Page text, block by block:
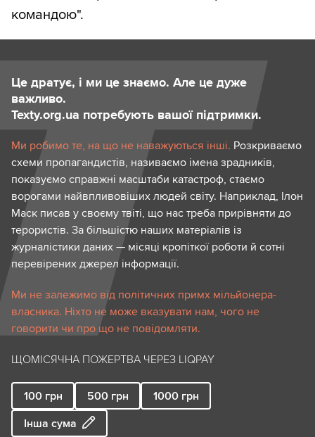
командою".
Це дратує, і ми це знаємо. Але це дуже
важливо.
Texty.org.ua потребують вашої підтримки.
Ми робимо те, на що не наважуються інші. Розкриваємо
схеми пропагандистів, називаємо імена зрадників,
показуємо справжні масштаби катастроф, стаємо
ворогами найвпливовіших людей світу. Наприклад, Ілон
Маск писав у своєму твіті, що нас треба прирівняти до
терористів. За більшістю наших матеріалів із
журналістики даних — місяці кропіткої роботи й сотні
перевірених джерел інформації.
Ми не залежимо від політичних примх мільйонера-
власника. Ніхто не може вказувати нам, чого не
говорити чи про що не повідомляти.
ЩОМІСЯЧНА ПОЖЕРТВА ЧЕРЕЗ LIQPAY
100 грн 500 грн 1000 грн
Інша сума